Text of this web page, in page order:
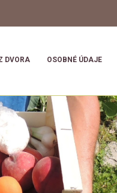
DVORA OSOBNÉ ÚDAJE